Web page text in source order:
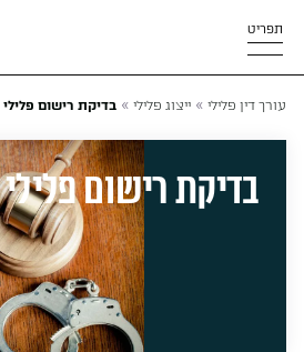
תפריט
עורך דין פלילי » ייצוג פלילי » בדיקת רישום פלילי
בדיקת רישום פלילי